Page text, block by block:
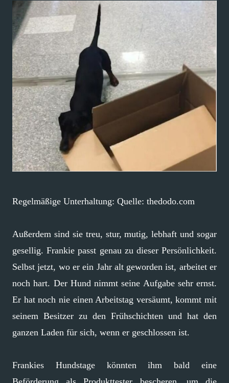
Regelmäßige Unterhaltung: Quelle: thedodo.com
Außerdem sind sie treu, stur, mutig, lebhaft und sogar
gesellig. Frankie passt genau zu dieser Persönlichkeit.
Selbst jetzt, wo er ein Jahr alt geworden ist, arbeitet er
noch hart. Der Hund nimmt seine Aufgabe sehr ernst.
Er hat noch nie einen Arbeitstag versäumt, kommt mit
seinem Besitzer zu den Frühschichten und hat den
ganzen Laden für sich, wenn er geschlossen ist.
Frankies Hundstage könnten ihm bald eine